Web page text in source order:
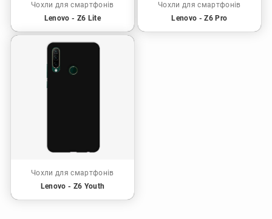
Чохли для смартфонів
Lenovo - Z6 Lite
Чохли для смартфонів
Lenovo - Z6 Pro
Чохли для смартфонів
Lenovo - Z6 Youth